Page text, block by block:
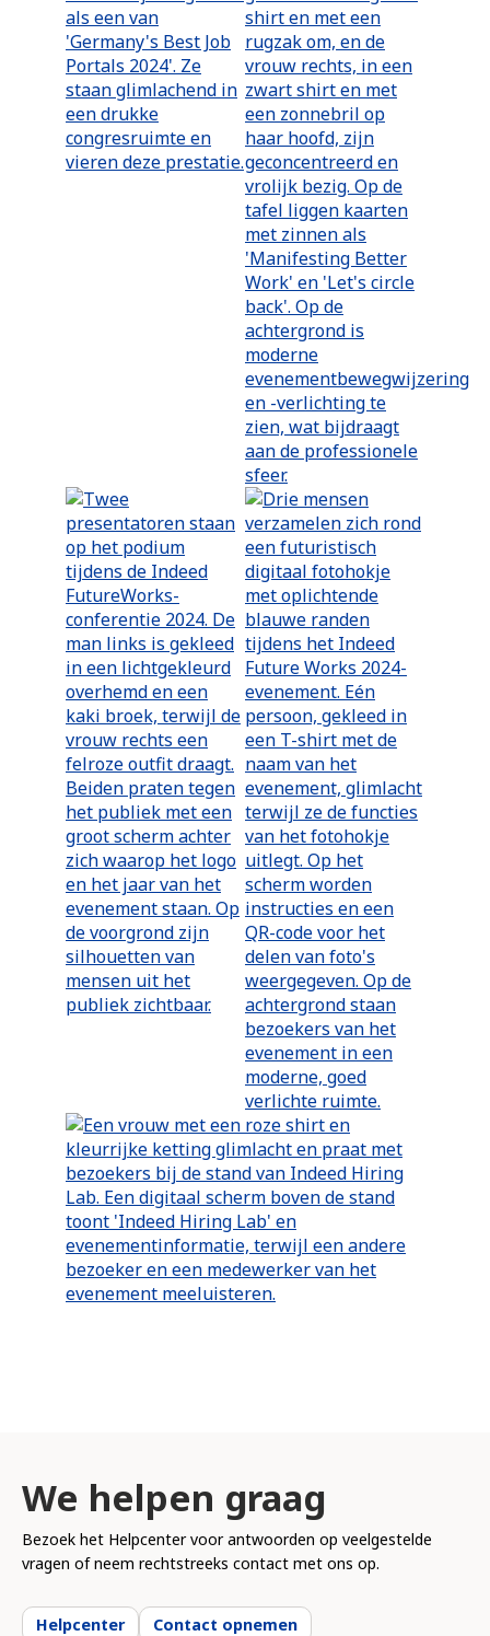
We helpen graag
Bezoek het Helpcenter voor antwoorden op veelgestelde
vragen of neem rechtstreeks contact met ons op.
Helpcenter Contact opnemen